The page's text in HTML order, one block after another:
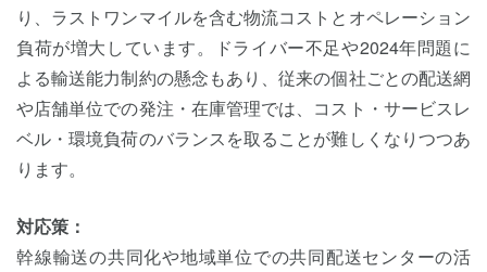
り、ラストワンマイルを含む物流コストとオペレーション
負荷が増大しています。ドライバー不足や2024年問題に
よる輸送能力制約の懸念もあり、従来の個社ごとの配送網
や店舗単位での発注・在庫管理では、コスト・サービスレ
ベル・環境負荷のバランスを取ることが難しくなりつつあ
ります。
対応策：
幹線輸送の共同化や地域単位での共同配送センターの活